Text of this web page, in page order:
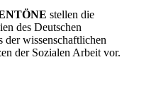
stellen die
des Deutschen
der wissenschaftlichen
der Sozialen Arbeit vor.